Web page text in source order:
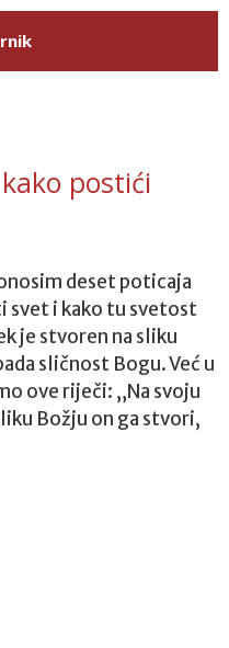
postići
deset poticaja
svet i kako tu svetost
je stvoren na sliku
sličnost Bogu. Već u
ove riječi: „Na svoju
Božju on ga stvori,